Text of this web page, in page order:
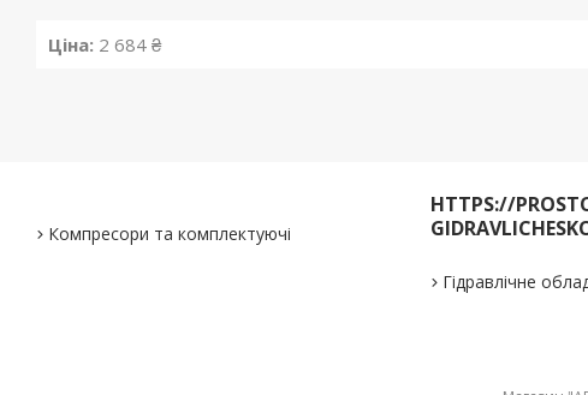
Ціна: 2 684 ₴
Компресори та комплектуючі
HTTPS://
Гідравлічне